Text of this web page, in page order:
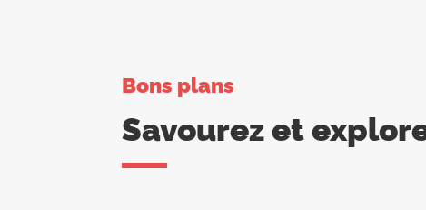
Bons plans
Savourez et